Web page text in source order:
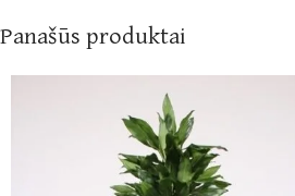
Panašūs produktai